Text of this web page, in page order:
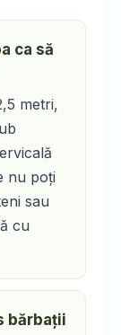
ca să
metri,
nu poți
sau
cu
bărbații